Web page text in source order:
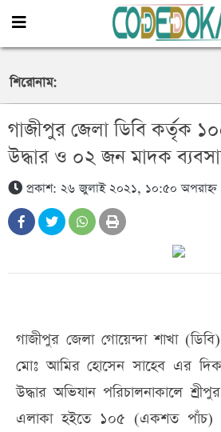
শিরোনাম:
উখিয়া থানা পুলিশের
কারবারি গ্রেফতার
ইয়াবা ও ০১ টি গাঁজার
গ্রেফতার করেছে র‌্যাব-৪
গাজীপুর জেলা ডিবি কর্তৃক
উদ্ধার ও ০২ জন মাদক
প্রকাশ: ২৬ জুলাই ২০২১, ১০:৫০ অপরাহ্ন
গাজীপুর জেলা গোয়েন্দা শাখা
মোঃ আমির হোসেন সাহেব এর দিক
উদ্ধার অভিযান পরিচালনাকালে
এলাকা হইতে ১০৫ (একশত পাঁচ)